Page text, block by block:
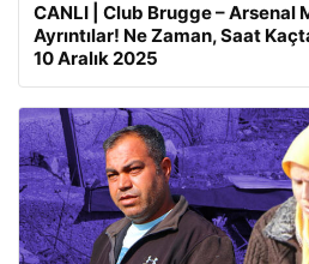
CANLI | Club Brugge – Arsenal
Ayrıntılar! Ne Zaman, Saat
10 Aralık 2025